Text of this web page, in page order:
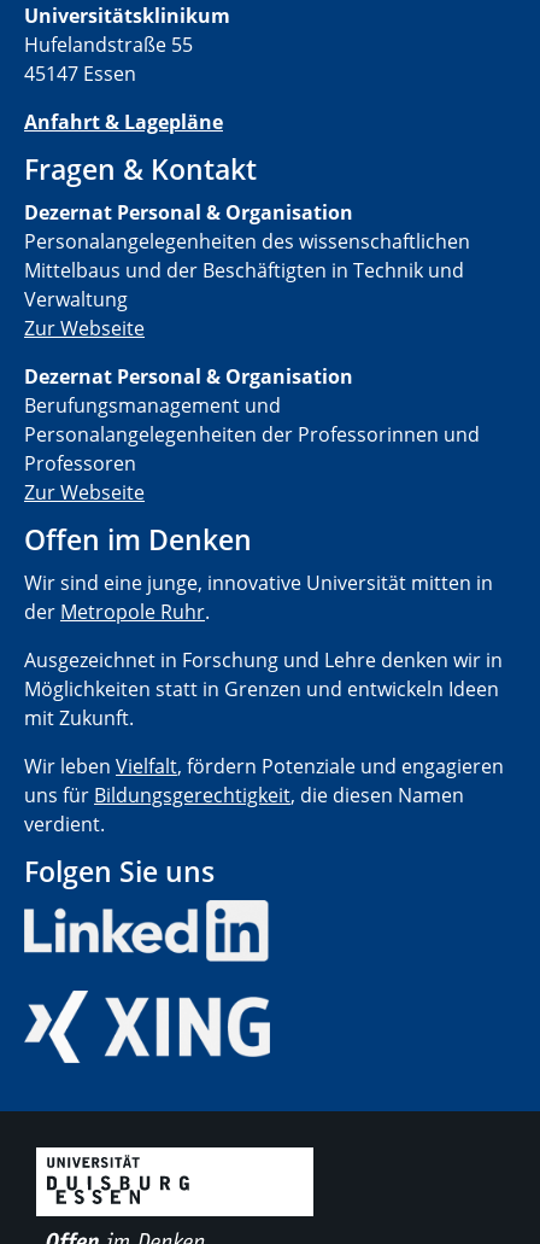
Universitätsklinikum
Hufelandstraße 55
45147 Essen
Anfahrt & Lagepläne
Fragen & Kontakt
Dezernat Personal & Organisation
Personalangelegenheiten des wissenschaftlichen
Mittelbaus und der Beschäftigten in Technik und
Verwaltung
Zur Webseite
Dezernat Personal & Organisation
Berufungsmanagement und
Personalangelegenheiten der Professorinnen und
Professoren
Zur Webseite
Offen im Denken
Wir sind eine junge, innovative Universität mitten in
der Metropole Ruhr.
Ausgezeichnet in Forschung und Lehre denken wir in
Möglichkeiten statt in Grenzen und entwickeln Ideen
mit Zukunft.
Wir leben Vielfalt, fördern Potenziale und engagieren
uns für Bildungsgerechtigkeit, die diesen Namen
verdient.
Folgen Sie uns